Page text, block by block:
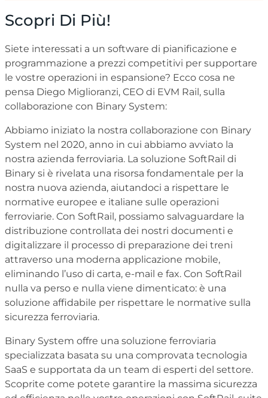
Scopri Di Più!
Siete interessati a un software di pianificazione e
programmazione a prezzi competitivi per supportare
le vostre operazioni in espansione? Ecco cosa ne
pensa Diego Miglioranzi, CEO di EVM Rail, sulla
collaborazione con Binary System:
Abbiamo iniziato la nostra collaborazione con Binary
System nel 2020, anno in cui abbiamo avviato la
nostra azienda ferroviaria. La soluzione SoftRail di
Binary si è rivelata una risorsa fondamentale per la
nostra nuova azienda, aiutandoci a rispettare le
normative europee e italiane sulle operazioni
ferroviarie. Con SoftRail, possiamo salvaguardare la
distribuzione controllata dei nostri documenti e
digitalizzare il processo di preparazione dei treni
attraverso una moderna applicazione mobile,
eliminando l’uso di carta, e-mail e fax. Con SoftRail
nulla va perso e nulla viene dimenticato: è una
soluzione affidabile per rispettare le normative sulla
sicurezza ferroviaria.
Binary System offre una soluzione ferroviaria
specializzata basata su una comprovata tecnologia
SaaS e supportata da un team di esperti del settore.
Scoprite come potete garantire la massima sicurezza